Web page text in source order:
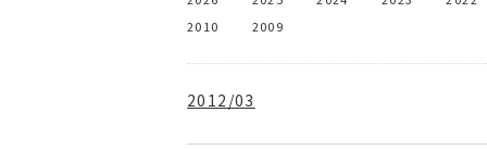
2010
2009
2012/03